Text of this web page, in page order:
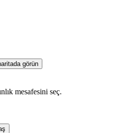
görün
mesafesini seç.